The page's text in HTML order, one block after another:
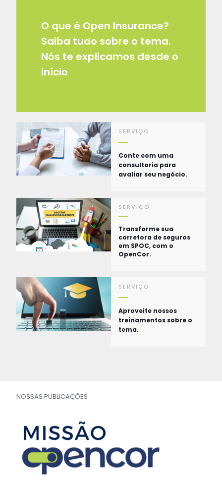
O que é Open Insurance?
Saiba tudo sobre o tema.
Nós te explicamos desde o
início
SERVIÇO
Conte com uma
consultoria para
avaliar seu negócio.
SERVIÇO
Transforme sua
corretora de seguros
em SPOC, com o
OpenCor.
SERVIÇO
Aproveite nossos
treinamentos sobre o
tema.
NOSSAS PUBLICAÇÕES